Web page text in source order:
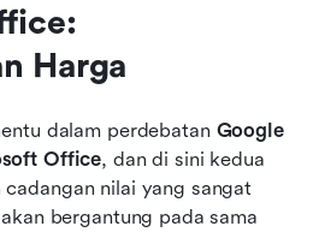
Harga
dalam perdebatan Google
Office, dan di sini kedua
nilai yang sangat
bergantung pada sama